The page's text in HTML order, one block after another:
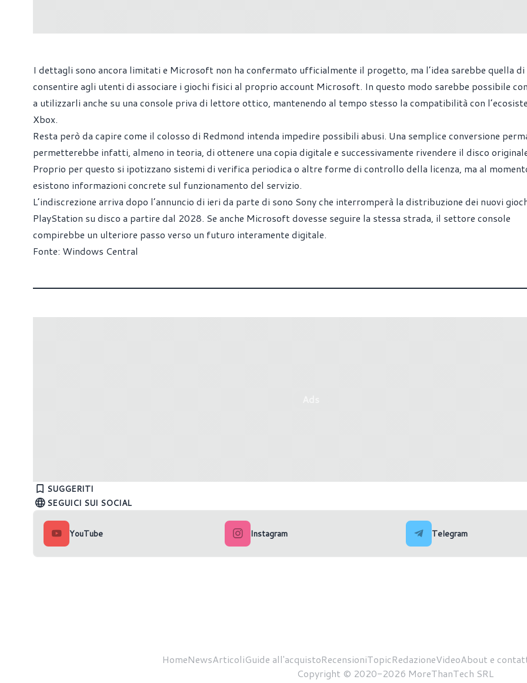
I dettagli sono ancora limitati e Microsoft non ha confermato ufficialmente il progetto, ma l’idea sarebbe quella di
consentire agli utenti di associare i giochi fisici al proprio account Microsoft. In questo modo sarebbe possibile
a utilizzarli anche su una console priva di lettore ottico, mantenendo al tempo stesso la compatibilità con
Xbox.
Resta però da capire come il colosso di Redmond intenda impedire possibili abusi. Una semplice conversione
permetterebbe infatti, almeno in teoria, di ottenere una copia digitale e successivamente rivendere il disco
Proprio per questo si ipotizzano sistemi di verifica periodica o altre forme di controllo della licenza, ma al
esistono informazioni concrete sul funzionamento del servizio.
L’indiscrezione arriva dopo l’annuncio di ieri da parte di sono Sony che interromperà la distribuzione dei nuovi
PlayStation su disco a partire dal 2028. Se anche Microsoft dovesse seguire la stessa strada, il settore console
compirebbe un ulteriore passo verso un futuro interamente digitale.
Fonte: Windows Central
SUGGERITI
colpa è dei giocatori
sarebbe già al lavoro sul porting
fisico: dal 2028 le nuove
SEGUICI SUI SOCIAL
YouTube Instagram Telegram
HomeNewsArticoliGuide all'acquistoRecensioniTopicRedazioneVideoAbout e
Copyright © 2020-2026 MoreThanTech SRL